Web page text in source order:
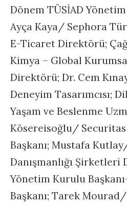
Dönem TÜSİAD
Ayça Kaya/ Sephora
E-Ticaret Direktörü;
Kimya – Global
Direktörü; Dr. Cem
Deneyim Tasarımcısı;
Yaşam ve Beslenme
Kösereisoğlu/
Başkanı; Mustafa
Danışmanlığı Şirketleri
Yönetim Kurulu
Başkanı; Tarek